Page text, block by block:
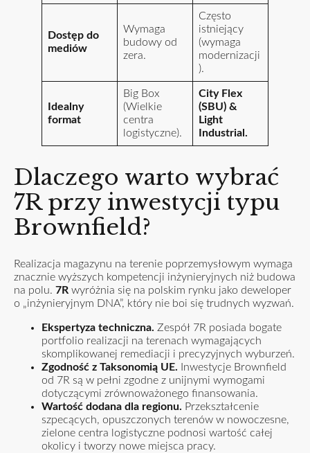
Dostęp do
mediów
Wymaga
budowy od
zera.
Często
istniejący
(wymaga
modernizacji
).
Idealny
format
Big Box
(Wielkie
centra
logistyczne).
City Flex
(SBU) &
Light
Industrial.
Dlaczego warto wybrać
7R przy inwestycji typu
Brownfield?
Realizacja magazynu na terenie poprzemysłowym wymaga
znacznie wyższych kompetencji inżynieryjnych niż budowa
na polu. 7R wyróżnia się na polskim rynku jako deweloper
o „inżynieryjnym DNA”, który nie boi się trudnych wyzwań.
Ekspertyza techniczna. Zespół 7R posiada bogate
portfolio realizacji na terenach wymagających
skomplikowanej remediacji i precyzyjnych wyburzeń.
Zgodność z Taksonomią UE. Inwestycje Brownfield
od 7R są w pełni zgodne z unijnymi wymogami
dotyczącymi zrównoważonego finansowania.
Wartość dodana dla regionu. Przekształcenie
szpecących, opuszczonych terenów w nowoczesne,
zielone centra logistyczne podnosi wartość całej
okolicy i tworzy nowe miejsca pracy.